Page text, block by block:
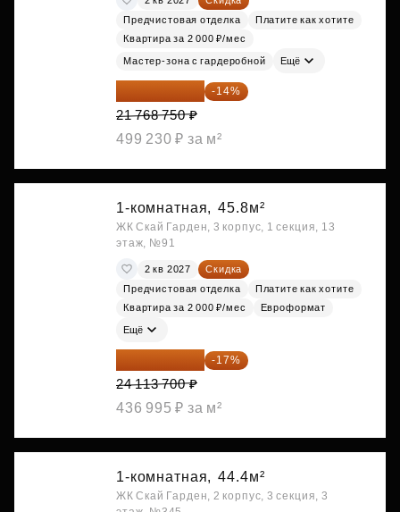
Предчистовая отделка
Платите как хотите
Квартира за 2 000 ₽/мес
Мастер-зона с гардеробной Ещё
18 721 125 ₽ -14%
21 768 750 ₽
499 230 ₽ за м²
1-комнатная, 45.8м²
ЖК Скай Гарден, 3 корпус, 1 секция, 13
этаж, №91
2 кв 2027
Скидка
Предчистовая отделка
Платите как хотите
Квартира за 2 000 ₽/мес
Евроформат
Ещё
20 014 371 ₽ -17%
24 113 700 ₽
436 995 ₽ за м²
1-комнатная, 44.4м²
ЖК Скай Гарден, 2 корпус, 3 секция, 3